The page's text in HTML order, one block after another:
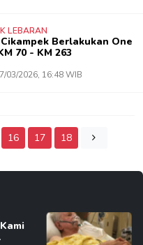
LEBARAN
Berlakukan One
70 - KM 263
03/2026, 16:48 WIB
16 17 18